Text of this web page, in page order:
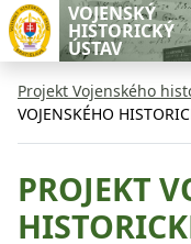
Preskočiť na hlavný
Preskočiť na bočnú
VOJENSKÝ
HISTORICKÝ
ÚSTAV
Projekt Vojenského
VOJENSKÉHO
PROJEKT